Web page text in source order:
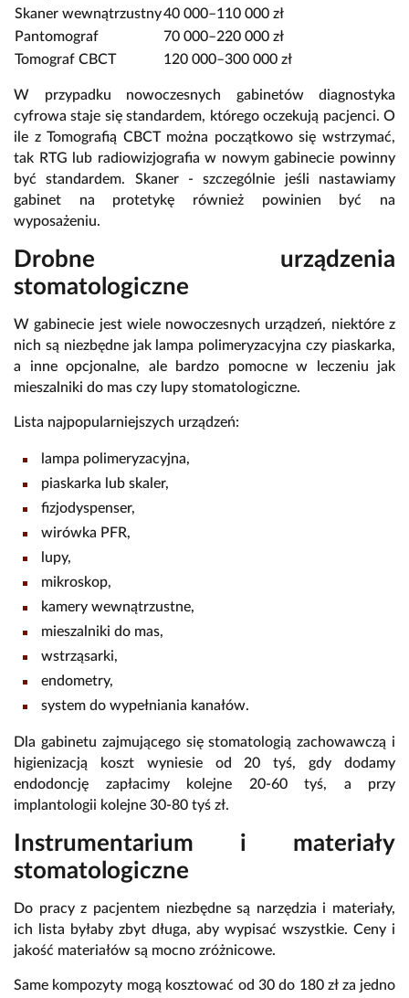
Skaner wewnątrzustny40 000–110 000 zł
Pantomograf
70 000–220 000 zł
Tomograf CBCT
120 000–300 000 zł
W przypadku nowoczesnych gabinetów diagnostyka
cyfrowa staje się standardem, którego oczekują pacjenci. O
ile z Tomografią CBCT można początkowo się wstrzymać,
tak RTG lub radiowizjografia w nowym gabinecie powinny
być standardem. Skaner - szczególnie jeśli nastawiamy
gabinet na protetykę również powinien być na
wyposażeniu.
Drobne urządzenia
stomatologiczne
W gabinecie jest wiele nowoczesnych urządzeń, niektóre z
nich są niezbędne jak lampa polimeryzacyjna czy piaskarka,
a inne opcjonalne, ale bardzo pomocne w leczeniu jak
mieszalniki do mas czy lupy stomatologiczne.
Lista najpopularniejszych urządzeń:
lampa polimeryzacyjna,
piaskarka lub skaler,
fizjodyspenser,
wirówka PFR,
lupy,
mikroskop,
kamery wewnątrzustne,
mieszalniki do mas,
wstrząsarki,
endometry,
system do wypełniania kanałów.
Dla gabinetu zajmującego się stomatologią zachowawczą i
higienizacją koszt wyniesie od 20 tyś, gdy dodamy
endodoncję zapłacimy kolejne 20-60 tyś, a przy
implantologii kolejne 30-80 tyś zł.
Instrumentarium i materiały
stomatologiczne
Do pracy z pacjentem niezbędne są narzędzia i materiały,
ich lista byłaby zbyt długa, aby wypisać wszystkie. Ceny i
jakość materiałów są mocno zróżnicowe.
Same kompozyty mogą kosztować od 30 do 180 zł za jedno